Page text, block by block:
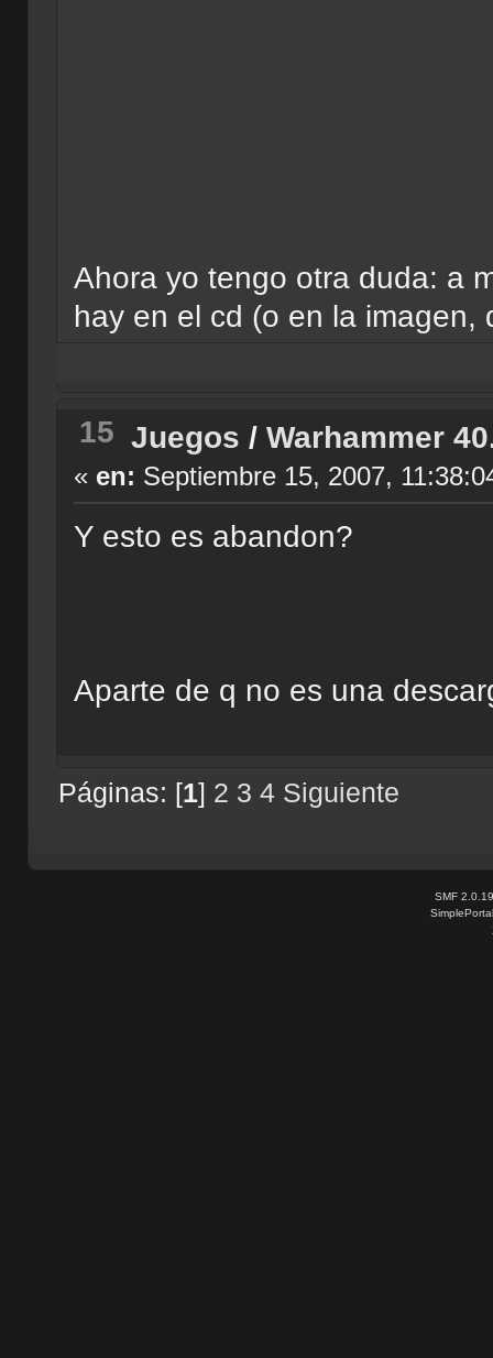
Ahora yo tengo otra duda: a
hay en el cd (o en la imagen,
15 Juegos / Warhammer
« en: Septiembre 15, 2007,
Y esto es abandon?
Aparte de q no es una
Páginas: [1] 2 3 4 Siguiente
SMF 2.0.19